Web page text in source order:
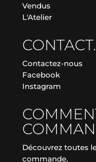
Vendus
L'Atelier
CONTACT.
Contactez-nous
Facebook
Instagram
Découvrez toutes
commande.